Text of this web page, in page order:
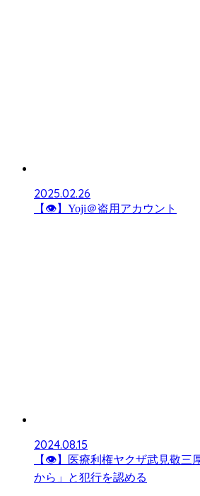
2025.02.26
【👁】Yoji＠盗用アカウント
2024.08.15
【👁】医療利権ヤクザ武見敬三
から」と犯行を認める